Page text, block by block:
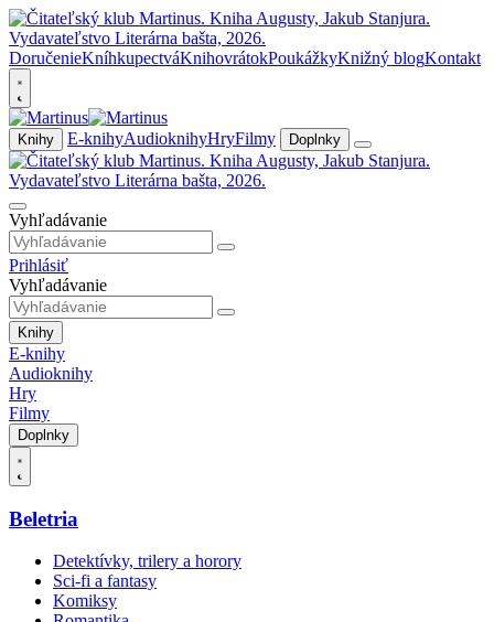
DoručenieKníhkupectváKnihovrátokPoukážkyKnižný blogKontakt
Knihy E-knihyAudioknihyHryFilmy Doplnky
Vyhľadávanie
Prihlásiť
Vyhľadávanie
Knihy
E-knihy
Audioknihy
Hry
Filmy
Doplnky
Beletria
Detektívky, trilery a horory
Sci-fi a fantasy
Komiksy